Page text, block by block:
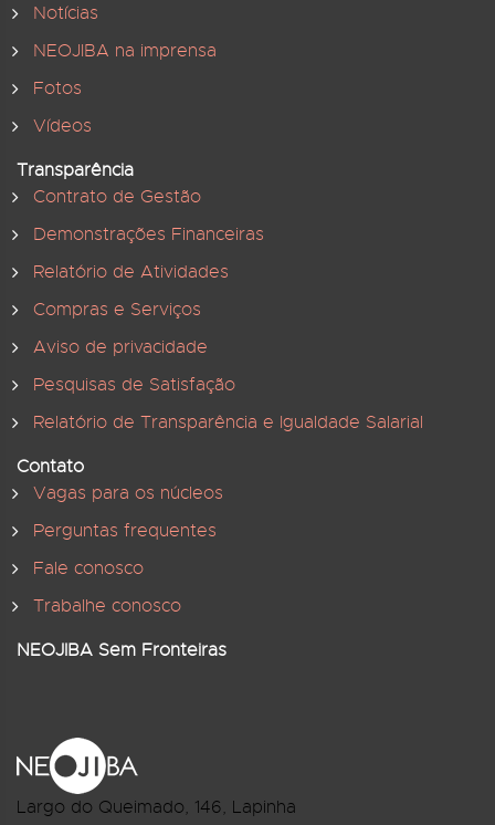
Notícias
NEOJIBA na imprensa
Fotos
Vídeos
Transparência
Contrato de Gestão
Demonstrações Financeiras
Relatório de Atividades
Compras e Serviços
Aviso de privacidade
Pesquisas de Satisfação
Relatório de Transparência e Igualdade Salarial
Contato
Vagas para os núcleos
Perguntas frequentes
Fale conosco
Trabalhe conosco
NEOJIBA Sem Fronteiras
Largo do Queimado, 146, Lapinha